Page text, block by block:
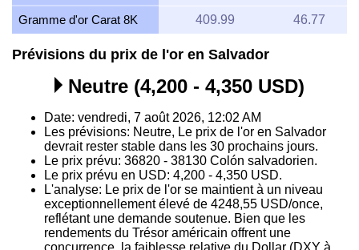
Gramme d'or Carat 8K 409.99 46.77
Prévisions du prix de l'or en Salvador
Neutre (4,200 - 4,350 USD)
Date: vendredi, 7 août 2026, 12:02 AM
Les prévisions: Neutre, Le prix de l'or en Salvador
devrait rester stable dans les 30 prochains jours.
Le prix prévu: 36820 - 38130 Colón salvadorien.
Le prix prévu en USD: 4,200 - 4,350 USD.
L'analyse: Le prix de l'or se maintient à un niveau
exceptionnellement élevé de 4248,55 USD/once,
reflétant une demande soutenue. Bien que les
rendements du Trésor américain offrent une
concurrence, la faiblesse relative du Dollar (DXY à